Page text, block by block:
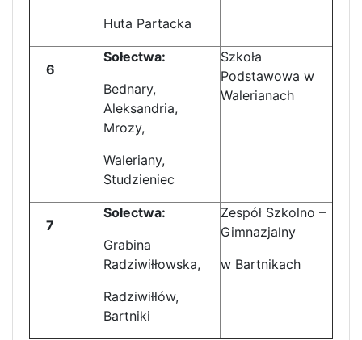
Huta Partacka
6
Sołectwa:
Bednary,
Aleksandria,
Mrozy,
Waleriany,
Studzieniec
Szkoła
Podstawowa w
Walerianach
7
Sołectwa:
Grabina
Radziwiłłowska,
Radziwiłłów,
Bartniki
Zespół Szkolno –
Gimnazjalny
w Bartnikach